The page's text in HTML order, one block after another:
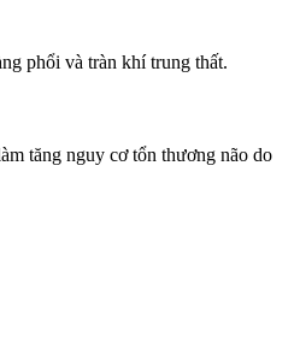
phổi và tràn khí trung thất.
tăng nguy cơ tổn thương não do